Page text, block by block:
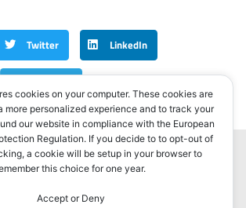
Twitter LinkedIn
cookies on your computer. These cookies are
more personalized experience and to track your
our website in compliance with the European
Regulation. If you decide to to opt-out of
a cookie will be setup in your browser to
this choice for one year.
Accept or Deny